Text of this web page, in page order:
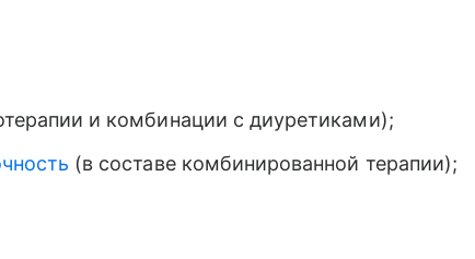
и комбинации с диуретиками);
(в составе комбинированной терапии);